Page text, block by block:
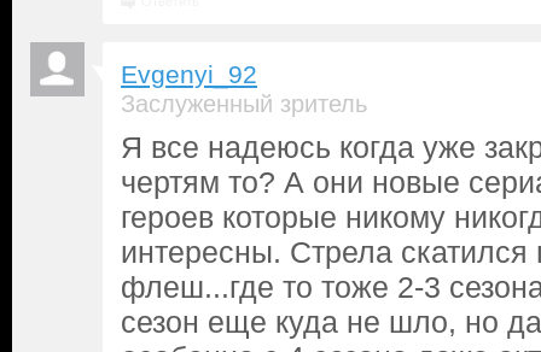
Evgenyi_92
Заслуженный зритель
Я все надеюсь когда уже
чертям то? А они новые
героев которые никому
интересны. Стрела скатился
флеш...где то тоже 2-3
сезон еще куда не шло, но